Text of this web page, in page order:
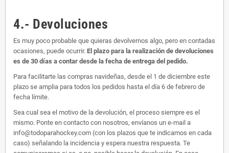
4.- Devoluciones
Es muy poco probable que quieras devolvernos algo, pero en contadas
ocasiones, puede ocurrir. El plazo para la realización de devoluciones
es de 30 días a contar desde la fecha de entrega del pedido.
Para facilitarte las compras navideñas, desde el 1 de diciembre este
plazo se amplia para todos los pedidos hasta el día 6 de febrero de
fecha límite.
Sea cual sea el motivo de la devolución, el proceso siempre es el
mismo. Ponte en contacto con nosotros, envíanos un e-mail a
info@todoparahockey.com (con los plazos que te indicamos en cada
caso) señalando la incidencia y espera nuestra respuesta. Te